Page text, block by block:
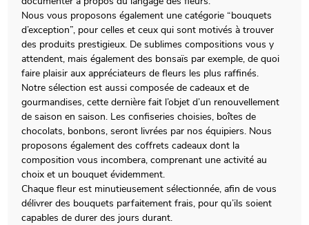
Nous vous proposons également une catégorie “bouquets
d’exception”, pour celles et ceux qui sont motivés à trouver
des produits prestigieux. De sublimes compositions vous y
attendent, mais également des bonsaïs par exemple, de quoi
faire plaisir aux appréciateurs de fleurs les plus raffinés.
Notre sélection est aussi composée de cadeaux et de
gourmandises, cette dernière fait l’objet d’un renouvellement
de saison en saison. Les confiseries choisies, boîtes de
chocolats, bonbons, seront livrées par nos équipiers. Nous
proposons également des coffrets cadeaux dont la
composition vous incombera, comprenant une activité au
choix et un bouquet évidemment.
Chaque fleur est minutieusement sélectionnée, afin de vous
délivrer des bouquets parfaitement frais, pour qu’ils soient
capables de durer des jours durant.